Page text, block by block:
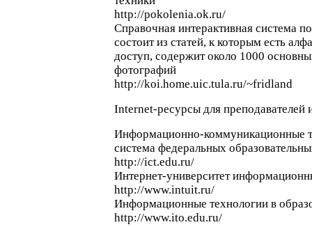
http://pokolenia.ok.ru/
Справочная интерактивная система
состоит из статей, к которым есть
доступ, содержит около 1000
фотографий
http://koi.home.uic.tula.ru/~fridland
Internet-ресурсы для преподавателей
Информационно-коммуникационные
система федеральных
http://ict.edu.ru/
Интернет-университет
http://www.intuit.ru/
Информационные технологии в
http://www.ito.edu.ru/